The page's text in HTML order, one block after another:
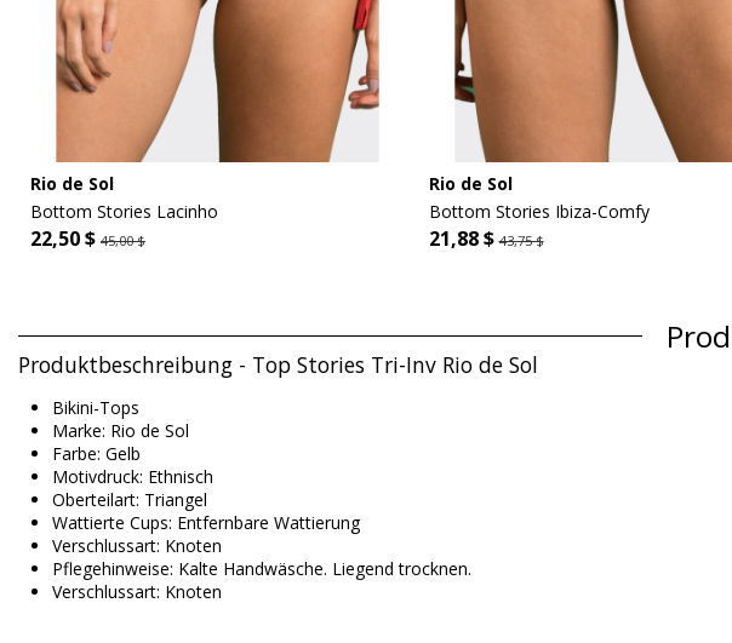
Rio de Sol
Bottom Stories Lacinho
22,50 $ 45,00 $
Rio de Sol
Bottom Stories Ibiza-Comfy
21,88 $43,75 $
Produktbeschreibung - Top Stories Tri-Inv Rio de Sol
Bikini-Tops
Marke: Rio de Sol
Farbe: Gelb
Motivdruck: Ethnisch
Oberteilart: Triangel
Wattierte Cups: Entfernbare Wattierung
Verschlussart: Knoten
Pflegehinweise: Kalte Handwäsche. Liegend trocknen.
Verschlussart: Knoten